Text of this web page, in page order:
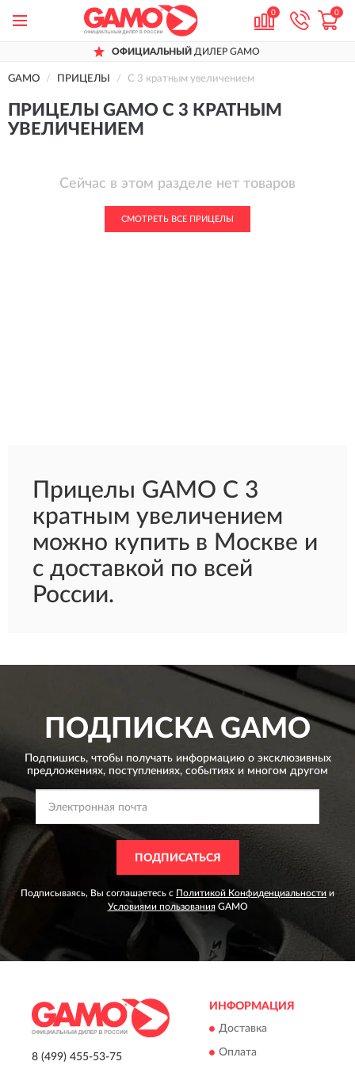
0 0
ОФИЦИАЛЬНЫЙ ДИЛЕР GAMO
GAMO ПРИЦЕЛЫ С 3 кратным увеличением
ПРИЦЕЛЫ GAMO С 3 КРАТНЫМ
УВЕЛИЧЕНИЕМ
Сейчас в этом разделе нет товаров
СМОТРЕТЬ ВСЕ ПРИЦЕЛЫ
Прицелы GAMO С 3
кратным увеличением
можно купить в Москве и
с доставкой по всей
России.
ПОДПИСКА GAMO
Подпишись, чтобы получать информацию о эксклюзивных
предложениях, поступлениях, событиях и многом другом
ПОДПИСАТЬСЯ
Подписываясь, Вы соглашаетесь с Политикой Конфиденциальности и
Условиями пользованияGAMO
8 (499) 455-53-75
ИНФОРМАЦИЯ
Доставка
Оплата